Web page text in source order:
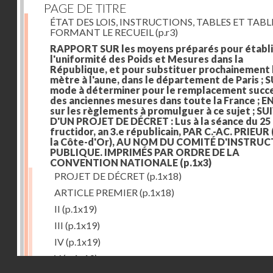
PAGE DE TITRE
ÉTAT DES LOIS, INSTRUCTIONS, TABLES ET
FORMANT LE RECUEIL (p.r3)
RAPPORT SUR les moyens préparés pour
l'uniformité des Poids et Mesures dans la
République, et pour substituer prochainement
mètre à l'aune, dans le département de Paris ;
mode à déterminer pour le remplacement
des anciennes mesures dans toute la France ;
sur les règlements à promulguer à ce sujet ;
D'UN PROJET DE DÉCRET : Lus à la séance du 25
fructidor, an 3.e républicain, PAR C.-AC. PRIEUR
la Côte-d'Or), AU NOM DU COMITÉ
PUBLIQUE. IMPRIMÉS PAR ORDRE DE LA
CONVENTION NATIONALE (p.1x3)
PROJET DE DÉCRET (p.1x18)
ARTICLE PREMIER (p.1x18)
II (p.1x19)
III (p.1x19)
IV(p.1x19)
V(p.1x19)